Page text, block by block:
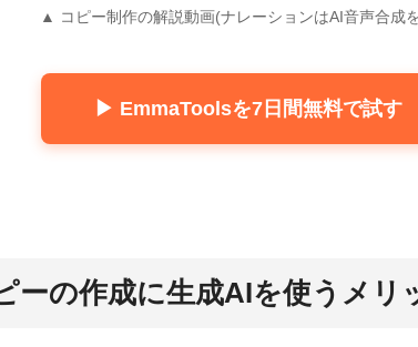
▲ コピー制作の解説動画(ナレーションはAI音声合成
▶ EmmaToolsを7日間無料で試す
ーの作成に生成AIを使うメリ